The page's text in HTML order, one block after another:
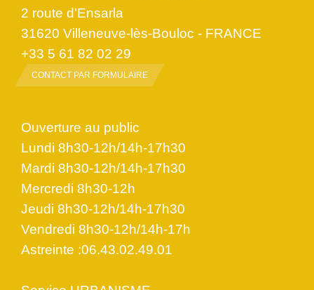
2 route d'Ensarla
31620 Villeneuve-lès-Bouloc - FRANCE
+33 5 61 82 02 29
CONTACT PAR FORMULAIRE
Ouverture au public
Lundi 8h30-12h/14h-17h30
Mardi 8h30-12h/14h-17h30
Mercredi 8h30-12h
Jeudi 8h30-12h/14h-17h30
Vendredi 8h30-12h/14h-17h
Astreinte :06.43.02.49.01